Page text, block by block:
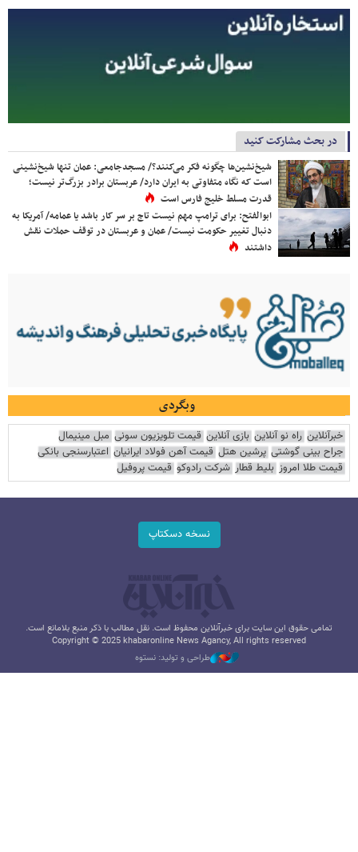
در بحث مشارکت کنید
شیخ‌نشین‌ها چگونه فکر می‌کنند؟/ مسجدجامعی: عمان تنها شیخ‌نشینی
است که نگاه متفاوتی به ایران دارد/ عربستان برادر بزرگ‌تر نیست؛
قدرت مسلط خلیج فارس است
ابوالفتح: برای ترامپ مهم نیست تاج بر سر کار باشد یا عمامه/ آمریکا به
دنبال تغییر حکومت نیست/ عمان و عربستان در توقف حملات نقش
داشتند
وبگردی
خبرآنلاین راه نو آنلاین بازی آنلاین قیمت تلویزیون سونی مبل مینیمال
جراح بینی گوشتی پرشین هتل قیمت آهن فولاد ایرانیان اعتبارسنجی بانکی
قیمت طلا امروز بلیط قطار شرکت رادوکو قیمت پروفیل
نسخه دسکتاپ
تمامی حقوق این سایت برای خبرآنلاین محفوظ است. نقل مطالب با ذکر منبع بلامانع است.
Copyright © 2025 khabaronline News Agancy, All rights reserved
طراحی و تولید: نستوه